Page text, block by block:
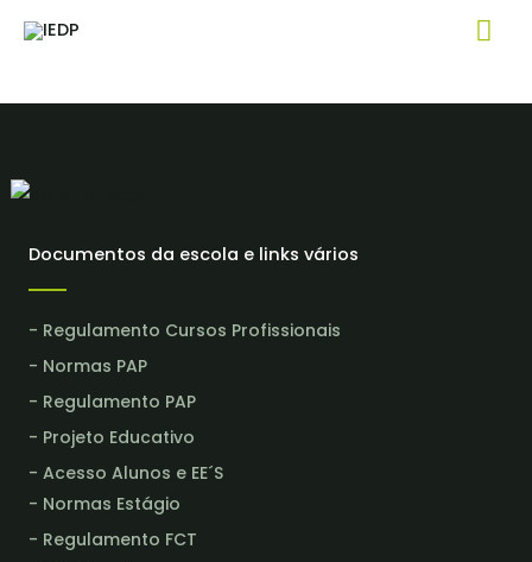
Indicadores Ano Letivo
Documentos da escola e links vários
- Regulamento Cursos Profissionais
- Normas PAP
- Regulamento PAP
- Projeto Educativo
- Acesso Alunos e EE´S
- Normas Estágio
- Regulamento FCT